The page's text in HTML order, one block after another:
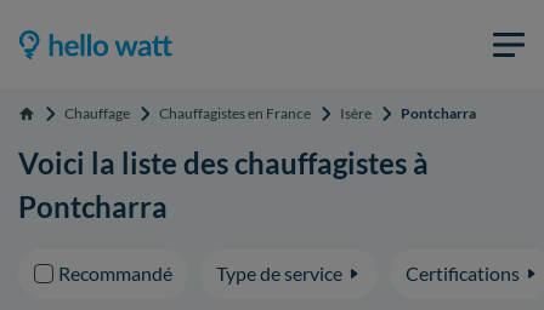
Accueil Chauffage Chauffagistes en France Isère Pontcharra
Voici la liste des chauffagistes à
Pontcharra
Recommandé Type de service Certifications